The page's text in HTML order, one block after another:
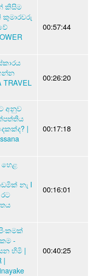
කිසිම
කුමාරවරු
00:57:44
00:26:20
අනුව
|
00:17:18
හෙළ
නැ I
00:16:01
-
හිමි |
|
00:40:25